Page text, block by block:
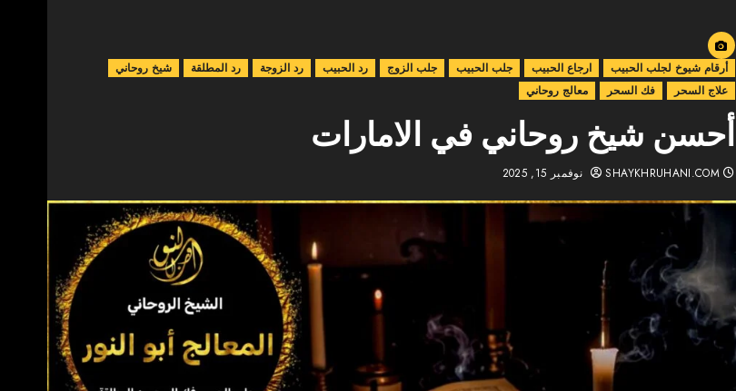
أرقام شيوخ لجلب الحبيب ارجاع الحبيب جلب الحبيب جلب الزوج رد الحبيب رد الزوجة رد المطلقة
شيخ روحاني
علاج السحر
فك السحر معالج روحاني
أحسن شيخ روحاني في الامارات
SHAYKHRUHANI.COM نوفمبر 15, 2025